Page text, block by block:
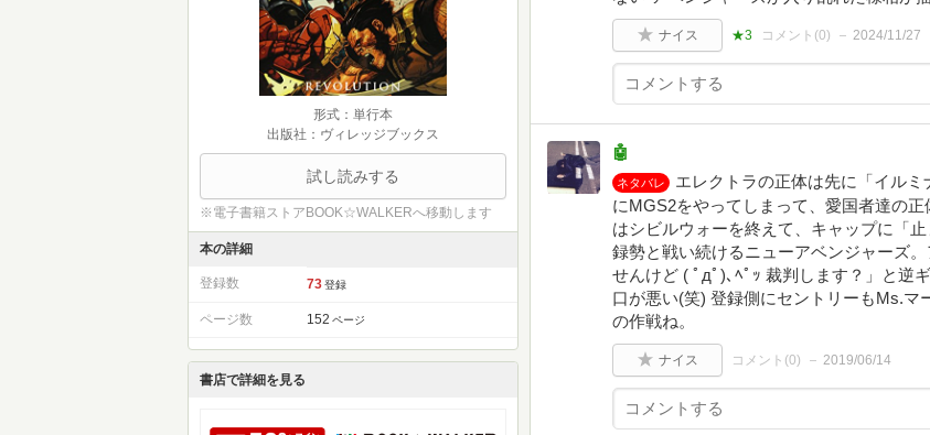
形式：単行本
出版社：ヴィレッジブックス
試し読みする
※電子書籍ストアBOOK☆WALKERへ移動します
本の詳細
登録数 73 登録
ページ数 152 ページ
書店で詳細を見る
ナイス ★3 コメント(0) 2024/11/27
🤖
ネタバレ
エレクトラの正体は先に「イル
にMGS2をやってしまって、愛国者達の
はシビルウォーを終えて、キャップに「
録勢と戦い続けるニューアベンジャーズ
せんけど ( ﾟдﾟ)､ﾍﾟｯ 裁判します？」と逆
口が悪い(笑) 登録側にセントリーもMs.
の作戦ね。
ナイス コメント(0) 2019/06/14